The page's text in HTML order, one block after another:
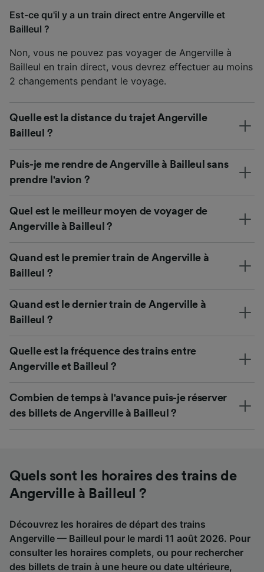
Est-ce qu'il y a un train direct entre Angerville et
Bailleul ?
Non, vous ne pouvez pas voyager de Angerville à
Bailleul en train direct, vous devrez effectuer au moins
2 changements pendant le voyage.
Quelle est la distance du trajet Angerville
Bailleul ?
Puis-je me rendre de Angerville à Bailleul sans
prendre l'avion ?
Quel est le meilleur moyen de voyager de
Angerville à Bailleul ?
Quand est le premier train de Angerville à
Bailleul ?
Quand est le dernier train de Angerville à
Bailleul ?
Quelle est la fréquence des trains entre
Angerville et Bailleul ?
Combien de temps à l'avance puis-je réserver
des billets de Angerville à Bailleul ?
Quels sont les horaires des trains de
Angerville à Bailleul ?
Découvrez les horaires de départ des trains
Angerville — Bailleul pour le mardi 11 août 2026. Pour
consulter les horaires complets, ou pour rechercher
des billets de train à une heure ou date ultérieure,